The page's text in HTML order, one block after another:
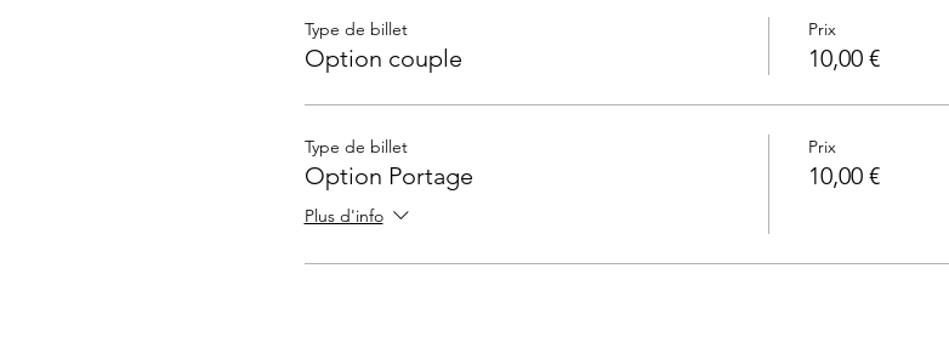
Type de billet
Option couple
Prix
10,00 €
Type de billet
Option Portage
Plus d'info
Prix
10,00 €